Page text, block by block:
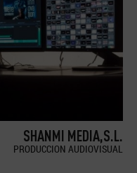
SHANMI MEDIA,S.L.
PRODUCCION AUDIOVISUAL